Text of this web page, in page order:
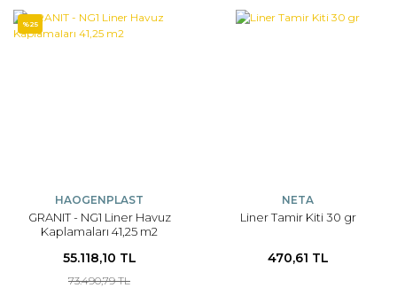
%25
HAOGENPLAST
GRANIT - NG1 Liner Havuz
Kaplamaları 41,25 m2
55.118,10 TL
73.490,79 TL
NETA
Liner Tamir Kiti 30 gr
470,61 TL